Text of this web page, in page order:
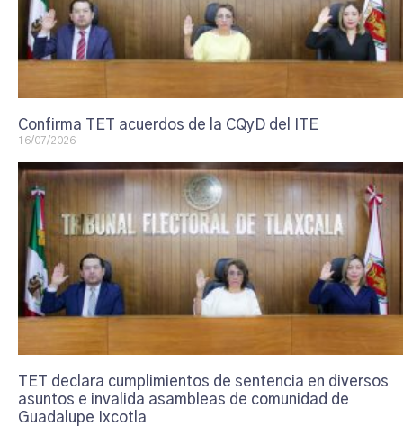
Confirma TET acuerdos de la CQyD del ITE
16/07/2026
TET declara cumplimientos de sentencia en diversos
asuntos e invalida asambleas de comunidad de
Guadalupe Ixcotla